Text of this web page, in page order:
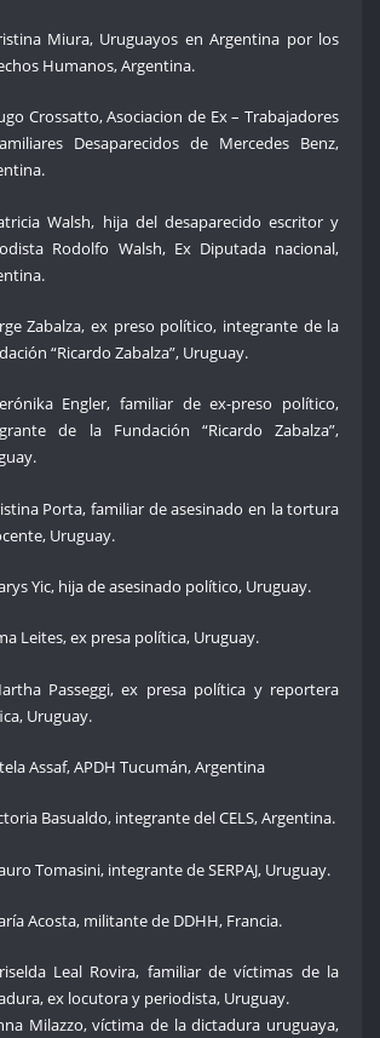
Miura, Uruguayos en Argentina por los
Humanos, Argentina.
Crossatto, Asociacion de Ex – Trabajadores
Desaparecidos de Mercedes Benz,
Walsh, hija del desaparecido escritor y
Rodolfo Walsh, Ex Diputada nacional,
Zabalza, ex preso político, integrante de la
“Ricardo Zabalza”, Uruguay.
Engler, familiar de ex-preso político,
de la Fundación “Ricardo Zabalza”,
Porta, familiar de asesinado en la tortura
Uruguay.
Yic, hija de asesinado político, Uruguay.
Leites, ex presa política, Uruguay.
Passeggi, ex presa política y reportera
Uruguay.
Assaf, APDH Tucumán, Argentina
Basualdo, integrante del CELS, Argentina.
Tomasini, integrante de SERPAJ, Uruguay.
Acosta, militante de DDHH, Francia.
Leal Rovira, familiar de víctimas de la
ex locutora y periodista, Uruguay.
Milazzo, víctima de la dictadura uruguaya,